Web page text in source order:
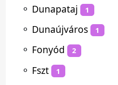
⚬ Dunapataj 1
⚬ Dunaújváros 1
⚬ Fonyód 2
⚬ Fszt 1